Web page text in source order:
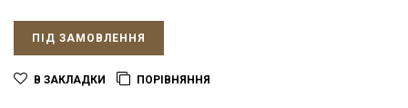
ПІД ЗАМОВЛЕННЯ
В ЗАКЛАДКИ ПОРІВНЯННЯ